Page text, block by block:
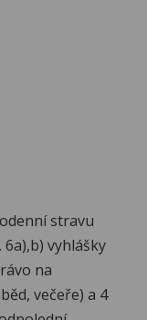
stravu
6a),b) vyhlášky
na
večeře) a 4